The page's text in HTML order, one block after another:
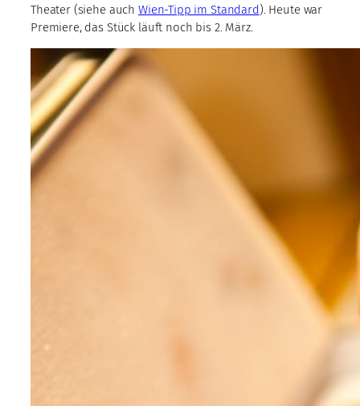
Theater (siehe auch Wien-Tipp im Standard). Heute war
Premiere, das Stück läuft noch bis 2. März.